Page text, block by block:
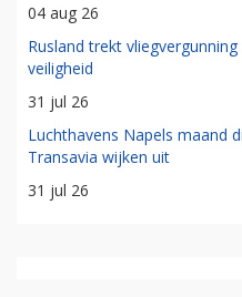
04 aug 26
Rusland trekt
veiligheid
31 jul 26
Luchthavens Napels maand
Transavia wijken uit
31 jul 26